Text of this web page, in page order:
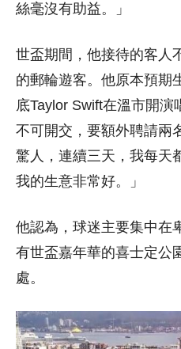
絲毫沒有助益。」
世盃期間，他接待的客人
的郵輪遊客。他原本預期
底Taylor Swift在溫市開
不可開交，要額外聘請兩
驚人，連續三天，我每天
我的生意非常好。」
他認為，球迷主要集中在
有世盃嘉年華的喜士定公
處。